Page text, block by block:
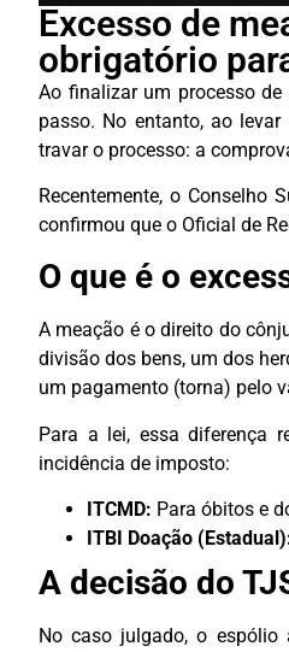
Excesso de
obrigatório
Ao finalizar um processo
passo. No entanto, ao levar
travar o processo: a
Recentemente, o Conselho
confirmou que o Oficial de
O que é o
A meação é o direito do
divisão dos bens, um dos
um pagamento (torna) pelo
Para a lei, essa diferença
incidência de imposto:
ITCMD: Para óbitos e
ITBI Doação
A decisão do
No caso julgado, o